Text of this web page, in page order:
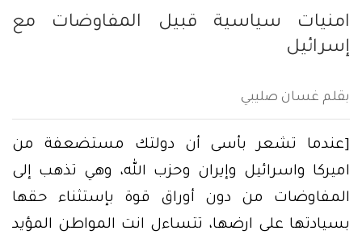
امنيات سياسية قبيل المفاوضات مع
إسرائيل
بقلم غسان صليبي
[عندما تشعر بأسى أن دولتك مستضعفة من
اميركا واسرائيل وإيران وحزب الله، وهي تذهب إلى
المفاوضات من دون أوراق قوة بإستثناء حقها
بسيادتها على ارضها، تتساءل انت المواطن المؤيد